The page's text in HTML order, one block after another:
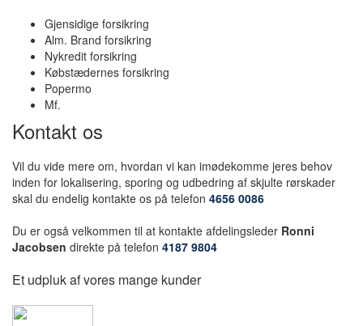
Gjensidige forsikring
Alm. Brand forsikring
Nykredit forsikring
Købstædernes forsikring
Popermo
Mf.
Kontakt os
Vil du vide mere om, hvordan vi kan imødekomme jeres behov
inden for lokalisering, sporing og udbedring af skjulte rørskader
skal du endelig kontakte os på telefon 4656 0086
Du er også velkommen til at kontakte afdelingsleder Ronni
Jacobsen direkte på telefon 4187 9804
Et udpluk af vores mange kunder